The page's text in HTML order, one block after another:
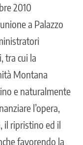
2010
a Palazzo
tra cui la
Montana
e naturalmente
l’opera,
il ripristino ed il
favorendo la